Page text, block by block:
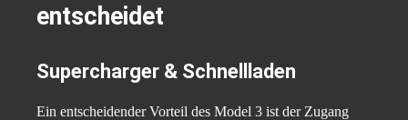
entscheidet
Supercharger & Schnellladen
Ein entscheidender Vorteil des Model 3 ist der Zugang